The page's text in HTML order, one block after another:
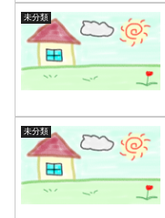
未分類
未分類